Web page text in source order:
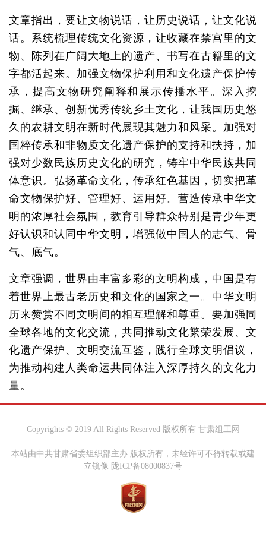
文章指出，要让文物说话，让历史说话，让文化说
话。系统梳理传统文化资源，让收藏在禁宫里的文
物、陈列在广阔大地上的遗产、书写在古籍里的文
字都活起来。加强文物保护利用和文化遗产保护传
承，提高文物研究阐释和展示传播水平。深入挖
掘、继承、创新优秀传统乡土文化，让我国历史悠
久的农耕文明在新时代展现其魅力和风采。加强对
国粹传承和非物质文化遗产保护的支持和扶持，加
强对少数民族历史文化的研究，铸牢中华民族共同
体意识。弘扬革命文化，传承红色基因，切实把革
命文物保护好、管理好、运用好。营造传承中华文
明的浓厚社会氛围，教育引导群众特别是青少年更
好认识和认同中华文明，增强做中国人的志气、骨
气、底气。
文章强调，世界由丰富多彩的文明构成，中国是有
着世界上最古老历史和文化的国家之一。中华文明
历来赞赏不同文明间的相互理解和尊重。要加强同
全球各地的文化交流，共同推动文化繁荣发展、文
化遗产保护、文明交流互鉴，践行全球文明倡议，
为推动构建人类命运共同体注入深厚持久的文化力
量。
Copyrights © 2019 All Rights Reserved 版权所有 甘肃组工网
本站由中共甘肃省委组织部主办 版权所有，未经许可不得转载或建
立镜像 陇ICP备08000837号